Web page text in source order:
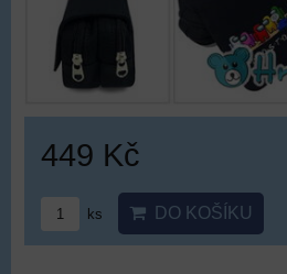
449 Kč
ks DO KOŠÍKU